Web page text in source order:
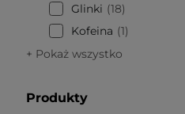
Glinki
18
Kofeina
1
+ Pokaż wszystko
Produkty